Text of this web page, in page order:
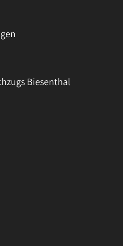
Biesenthal